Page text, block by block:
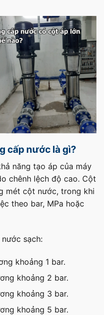
cấp nước là gì?
năng tạo áp của máy
chênh lệch độ cao. Cột
mét cột nước, trong khi
theo bar, MPa hoặc
sạch:
khoảng 1 bar.
khoảng 2 bar.
khoảng 3 bar.
khoảng 5 bar.